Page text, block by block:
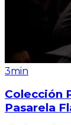
3min
Colección
Pasarela